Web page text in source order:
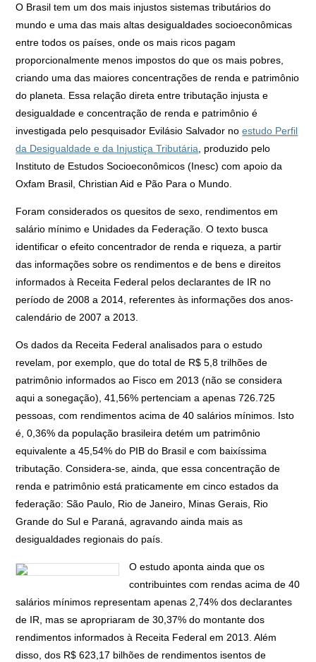
O Brasil tem um dos mais injustos sistemas tributários do
mundo e uma das mais altas desigualdades socioeconômicas
entre todos os países, onde os mais ricos pagam
proporcionalmente menos impostos do que os mais pobres,
criando uma das maiores concentrações de renda e patrimônio
do planeta. Essa relação direta entre tributação injusta e
desigualdade e concentração de renda e patrimônio é
investigada pelo pesquisador Evilásio Salvador noestudo Perfil
da Desigualdade e da Injustiça Tributária , produzido pelo
Instituto de Estudos Socioeconômicos (Inesc) com apoio da
Oxfam Brasil, Christian Aid e Pão Para o Mundo.
Foram considerados os quesitos de sexo, rendimentos em
salário mínimo e Unidades da Federação. O texto busca
identificar o efeito concentrador de renda e riqueza, a partir
das informações sobre os rendimentos e de bens e direitos
informados à Receita Federal pelos declarantes de IR no
período de 2008 a 2014, referentes às informações dos anos-
calendário de 2007 a 2013.
Os dados da Receita Federal analisados para o estudo
revelam, por exemplo, que do total de R$ 5,8 trilhões de
patrimônio informados ao Fisco em 2013 (não se considera
aqui a sonegação), 41,56% pertenciam a apenas 726.725
pessoas, com rendimentos acima de 40 salários mínimos. Isto
é, 0,36% da população brasileira detém um patrimônio
equivalente a 45,54% do PIB do Brasil e com baixíssima
tributação. Considera-se, ainda, que essa concentração de
renda e patrimônio está praticamente em cinco estados da
federação: São Paulo, Rio de Janeiro, Minas Gerais, Rio
Grande do Sul e Paraná, agravando ainda mais as
desigualdades regionais do país.
O estudo aponta ainda que os
contribuintes com rendas acima de 40
salários mínimos representam apenas 2,74% dos declarantes
de IR, mas se apropriaram de 30,37% do montante dos
rendimentos informados à Receita Federal em 2013. Além
disso,dos R$ 623,17 bilhões de rendimentos isentos de